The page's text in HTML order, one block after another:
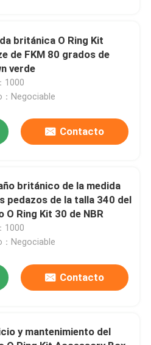
británica O Ring Kit
de FKM 80 grados de
verde
1000
：Negociable
Contacto
británico de la medida
pedazos de la talla 340 del
O Ring Kit 30 de NBR
1000
：Negociable
Contacto
y mantenimiento del